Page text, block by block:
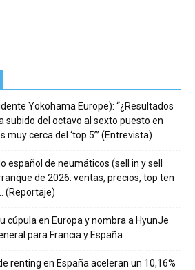
Yokohama Europe): “¿Resultados
subido del octavo al sexto puesto en
muy cerca del ‘top 5’” (Entrevista)
español de neumáticos (sell in y sell
de 2026: ventas, precios, top ten
(Reportaje)
cúpula en Europa y nombra a HyunJe
para Francia y España
renting en España aceleran un 10,16%